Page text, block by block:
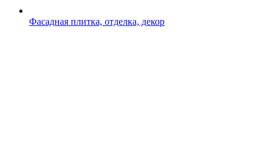
Фасадная плитка, отделка, декор